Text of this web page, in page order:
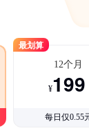
最划算
12个月
¥199
每日仅0.55